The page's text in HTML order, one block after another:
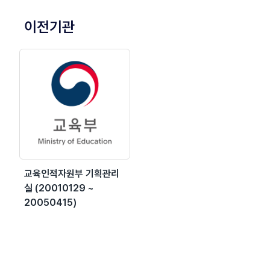
이전기관
교육인적자원부 기획관리
실 (20010129 ~
20050415)